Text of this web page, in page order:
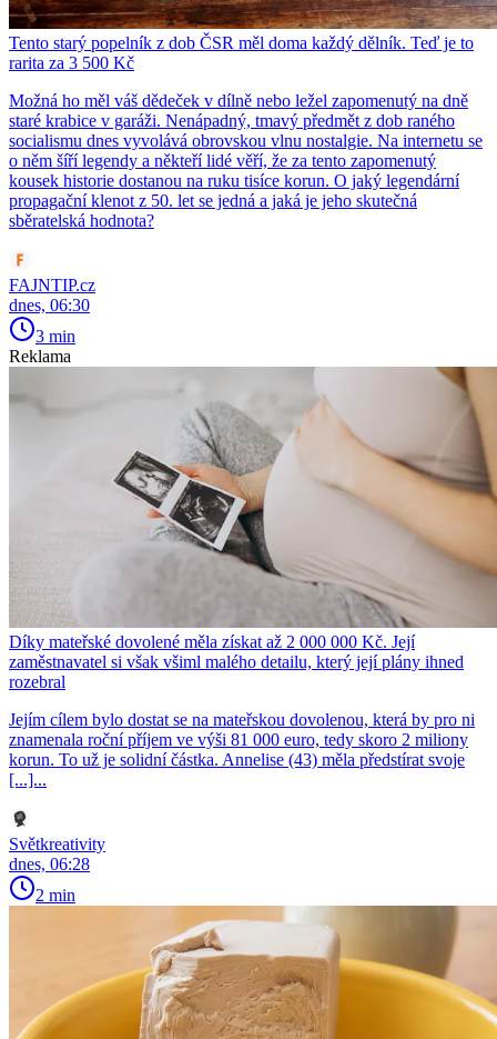
Tento starý popelník z dob ČSR měl doma každý dělník. Teď je to
rarita za 3 500 Kč
Možná ho měl váš dědeček v dílně nebo ležel zapomenutý na dně
staré krabice v garáži. Nenápadný, tmavý předmět z dob raného
socialismu dnes vyvolává obrovskou vlnu nostalgie. Na internetu se
o něm šíří legendy a někteří lidé věří, že za tento zapomenutý
kousek historie dostanou na ruku tisíce korun. O jaký legendární
propagační klenot z 50. let se jedná a jaká je jeho skutečná
sběratelská hodnota?
FAJNTIP.cz
dnes, 06:30
3 min
Reklama
Díky mateřské dovolené měla získat až 2 000 000 Kč. Její
zaměstnavatel si však všiml malého detailu, který její plány ihned
rozebral
Jejím cílem bylo dostat se na mateřskou dovolenou, která by pro ni
znamenala roční příjem ve výši 81 000 euro, tedy skoro 2 miliony
korun. To už je solidní částka. Annelise (43) měla předstírat svoje
[...]...
Světkreativity
dnes, 06:28
2 min